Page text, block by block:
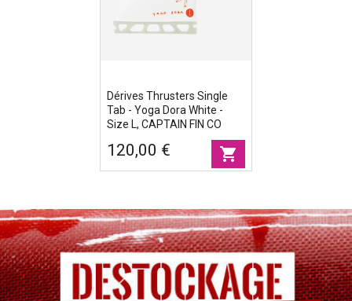
Dérives Thrusters Single
Tab - Yoga Dora White -
Size L, CAPTAIN FIN CO
120,00 € shopping_cart